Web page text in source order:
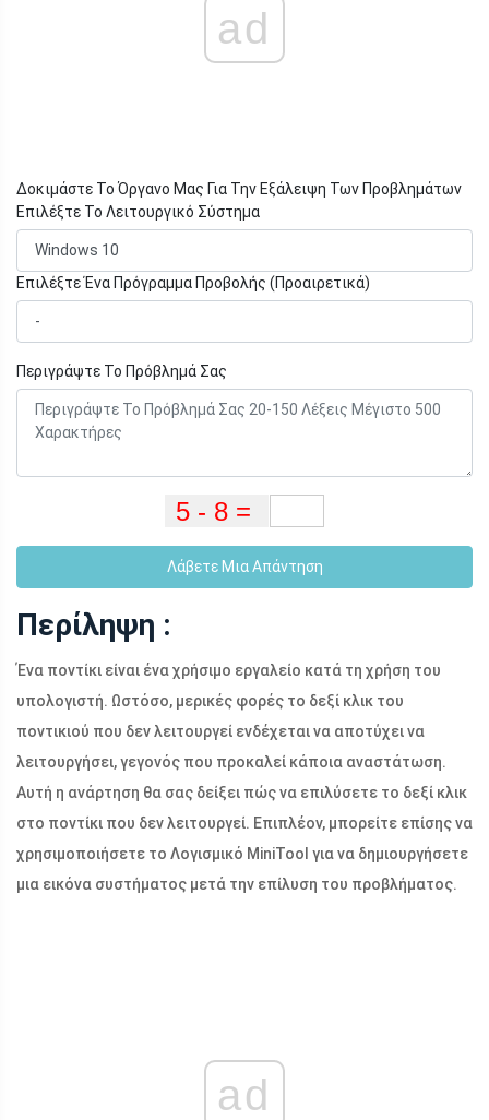
ad
Δοκιμάστε Το Όργανο Μας Για Την Εξάλειψη Των Προβλημάτων
Επιλέξτε Το Λειτουργικό Σύστημα
Επιλέξτε Ένα Πρόγραμμα Προβολής (Προαιρετικά)
Περιγράψτε Το Πρόβλημά Σας
Λάβετε Μια Απάντηση
Περίληψη :
Ένα ποντίκι είναι ένα χρήσιμο εργαλείο κατά τη χρήση του
υπολογιστή. Ωστόσο, μερικές φορές το δεξί κλικ του
ποντικιού που δεν λειτουργεί ενδέχεται να αποτύχει να
λειτουργήσει, γεγονός που προκαλεί κάποια αναστάτωση.
Αυτή η ανάρτηση θα σας δείξει πώς να επιλύσετε το δεξί κλικ
στο ποντίκι που δεν λειτουργεί. Επιπλέον, μπορείτε επίσης να
χρησιμοποιήσετε το Λογισμικό MiniTool για να δημιουργήσετε
μια εικόνα συστήματος μετά την επίλυση του προβλήματος.
ad